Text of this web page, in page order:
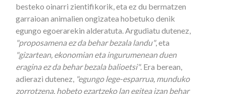
besteko oinarri zientifikorik, eta ez du bermatzen
garraioan animalien ongizatea hobetuko denik
egungo egoerarekin alderatuta. Argudiatu dutenez,
"proposamena ez da behar bezala landu", eta
"gizartean, ekonomian eta ingurumenean duen
eragina ez da behar bezala balioetsi". Era berean,
adierazi dutenez, "egungo lege-esparrua, munduko
zorrotzena, hobeto ezartzeko lan egitea izan behar